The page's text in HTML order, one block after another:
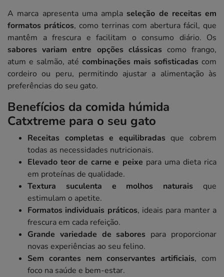
A marca apresenta uma amplaseleção de receitas em
formatos práticos, como terrinas com abertura fácil, que
mantêm a frescura e facilitam o consumo diário. Os
sabores variam entre opções clássicas como frango,
atum e salmão, até combinações mais sofisticadas com
cordeiro ou peru, permitindo ajustar a alimentação às
preferências do seu gato.
Benefícios da comida húmida
Catxtreme para o seu gato
Receitas completas e equilibradas que cobrem
todas as necessidades nutricionais.
Elevado teor de carne e peixe para uma dieta rica
em proteínas de qualidade.
Textura suculenta e molhos naturais que
estimulam o apetite.
Formatos individuais práticos, ideais para manter a
frescura em cada refeição.
Grande variedade de sabores para proporcionar
novas experiências ao seu felino.
Sem corantes nem conservantes artificiais, com
foco na saúde e bem-estar.